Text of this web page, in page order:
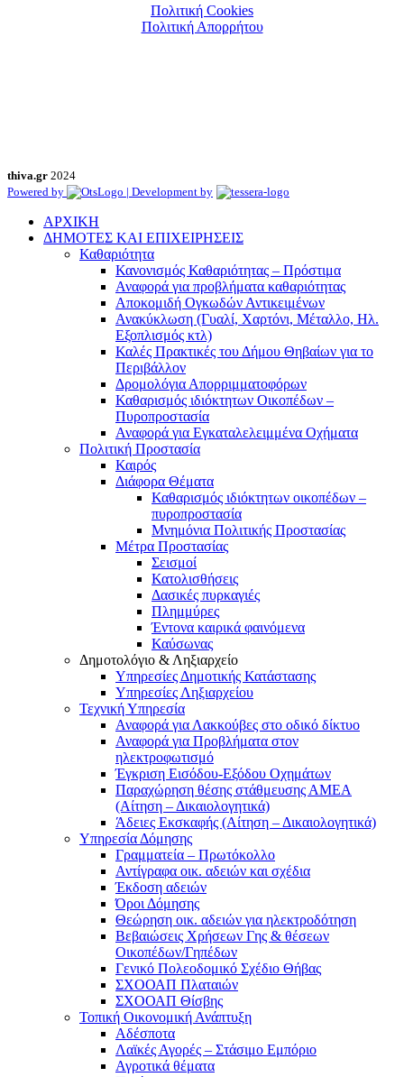
Πολιτική Cookies
Πολιτική Απορρήτου
thiva.gr 2024
Powered by
| Development by
ΑΡΧΙΚΗ
ΔΗΜΟΤΕΣ ΚΑΙ ΕΠΙΧΕΙΡΗΣΕΙΣ
Καθαριότητα
Κανονισμός Καθαριότητας – Πρόστιμα
Αναφορά για προβλήματα καθαριότητας
Αποκομιδή Ογκωδών Αντικειμένων
Ανακύκλωση (Γυαλί, Χαρτόνι, Μέταλλο, Ηλ.
Εξοπλισμός κτλ)
Καλές Πρακτικές του Δήμου Θηβαίων για το
Περιβάλλον
Δρομολόγια Απορριμματοφόρων
Καθαρισμός ιδιόκτητων Οικοπέδων –
Πυροπροστασία
Αναφορά για Εγκαταλελειμμένα Οχήματα
Πολιτική Προστασία
Καιρός
Διάφορα Θέματα
Καθαρισμός ιδιόκτητων οικοπέδων –
πυροπροστασία
Μνημόνια Πολιτικής Προστασίας
Μέτρα Προστασίας
Σεισμοί
Κατολισθήσεις
Δασικές πυρκαγιές
Πλημμύρες
Έντονα καιρικά φαινόμενα
Καύσωνας
Δημοτολόγιο & Ληξιαρχείο
Υπηρεσίες Δημοτικής Κατάστασης
Υπηρεσίες Ληξιαρχείου
Τεχνική Υπηρεσία
Αναφορά για Λακκούβες στο οδικό δίκτυο
Αναφορά για Προβλήματα στον
ηλεκτροφωτισμό
Έγκριση Εισόδου-Εξόδου Οχημάτων
Παραχώρηση θέσης στάθμευσης ΑΜΕΑ
(Αίτηση – Δικαιολογητικά)
Άδειες Εκσκαφής (Αίτηση – Δικαιολογητικά)
Υπηρεσία Δόμησης
Γραμματεία – Πρωτόκολλο
Αντίγραφα οικ. αδειών και σχέδια
Έκδοση αδειών
Όροι Δόμησης
Θεώρηση οικ. αδειών για ηλεκτροδότηση
Βεβαιώσεις Χρήσεων Γης & θέσεων
Οικοπέδων/Γηπέδων
Γενικό Πολεοδομικό Σχέδιο Θήβας
ΣΧΟΟΑΠ Πλαταιών
ΣΧΟΟΑΠ Θίσβης
Τοπική Οικονομική Ανάπτυξη
Αδέσποτα
Λαϊκές Αγορές – Στάσιμο Εμπόριο
Αγροτικά θέματα